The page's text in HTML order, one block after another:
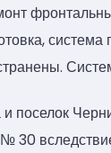
система
поселок
30